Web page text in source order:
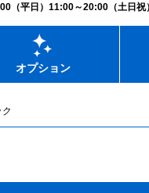
（平日）11:00～20:00（土日祝）
オプション